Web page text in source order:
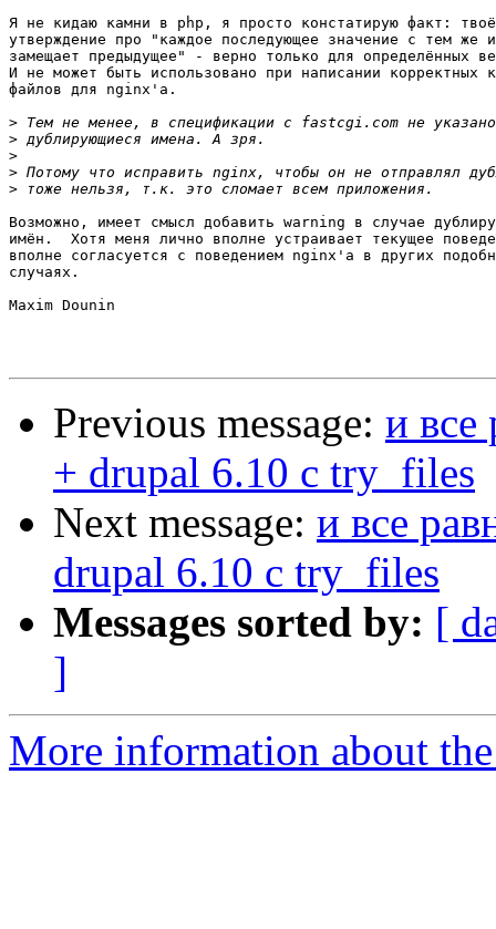
Я не кидаю камни в php, я просто констатирую факт:
утверждение про "каждое последующее значение с тем же
замещает предыдущее" - верно только для определённых
И не может быть использовано при написании корректных
файлов для nginx'а.
>
>
>
>
>
Возможно, имеет смысл добавить warning в случае
имён.  Хотя меня лично вполне устраивает текущее
вполне согласуется с поведением nginx'а в других
случаях.
Maxim Dounin
Previous message: и все
+ drupal 6.10 с try_files
Next message: и все
drupal 6.10 с try_files
Messages sorted by: [
]
More information about